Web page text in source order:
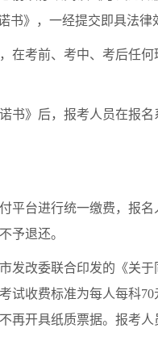
书》，一经提交即具法律
考前、考中、考后任何
》后，报考人员在报名
台进行统一缴费，报名
予退还。
改委联合印发的《关于
试收费标准为每人每科
再开具纸质票据。报考